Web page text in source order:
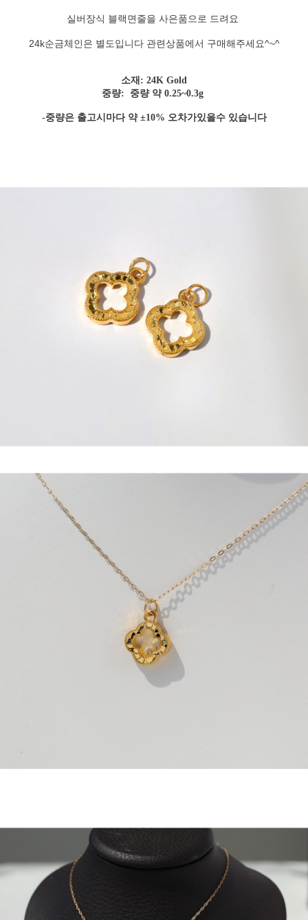
실버장식 블랙면줄을 사은품으로 드려요
24k순금체인은 별도입니다 관련상품에서 구매해주세요^~^
소재: 24K Gold
중량: 중량 약 0.25~0.3g
-중량은 출고시마다 약 ±10% 오차가있을수 있습니다